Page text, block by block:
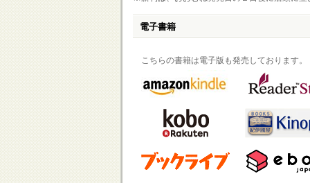
電子書籍
こちらの書籍は電子版も発売しております。